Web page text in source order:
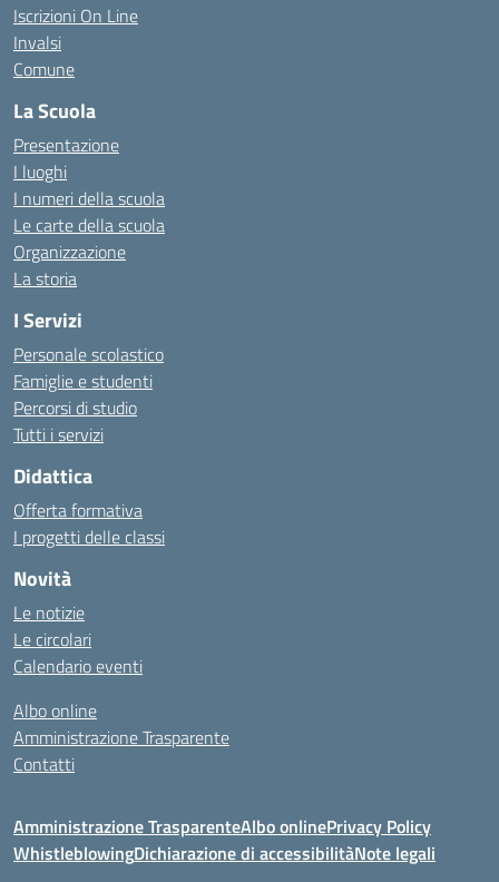
Iscrizioni On Line
Invalsi
Comune
La Scuola
Presentazione
I luoghi
I numeri della scuola
Le carte della scuola
Organizzazione
La storia
I Servizi
Personale scolastico
Famiglie e studenti
Percorsi di studio
Tutti i servizi
Didattica
Offerta formativa
I progetti delle classi
Novità
Le notizie
Le circolari
Calendario eventi
Albo online
Amministrazione Trasparente
Contatti
Amministrazione TrasparenteAlbo onlinePrivacy Policy
WhistleblowingDichiarazione di accessibilitàNote legali